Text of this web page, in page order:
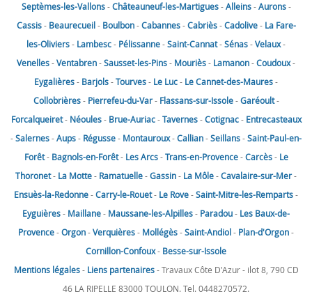
Septèmes-les-Vallons-Châteauneuf-les-Martigues-Alleins-Aurons-
Cassis- Beaurecueil- Boulbon-Cabannes-Cabriès-Cadolive- La Fare-
les-Oliviers- Lambesc- Pélissanne-Saint-Cannat-Sénas-Velaux-
Venelles-Ventabren-Sausset-les-Pins- Mouriès- Lamanon-Coudoux-
Eygalières- Barjols-Tourves- Le Luc- Le Cannet-des-Maures-
Collobrières- Pierrefeu-du-Var- Flassans-sur-Issole-Garéoult-
Forcalqueiret- Néoules- Brue-Auriac-Tavernes-Cotignac- Entrecasteaux
-Salernes-Aups- Régusse- Montauroux-Callian-Seillans-Saint-Paul-en-
Forêt- Bagnols-en-Forêt- Les Arcs-Trans-en-Provence-Carcès- Le
Thoronet- La Motte- Ramatuelle-Gassin- La Môle-Cavalaire-sur-Mer-
Ensuès-la-Redonne-Carry-le-Rouet- Le Rove-Saint-Mitre-les-Remparts-
Eyguières- Maillane- Maussane-les-Alpilles- Paradou- Les Baux-de-
Provence-Orgon-Verquières- Mollégès-Saint-Andiol- Plan-d'Orgon-
Cornillon-Confoux- Besse-sur-Issole
Mentions légales- Liens partenaires- Travaux Côte D'Azur - ilot 8, 790 CD
46 LA RIPELLE 83000 TOULON. Tel. 0448270572.